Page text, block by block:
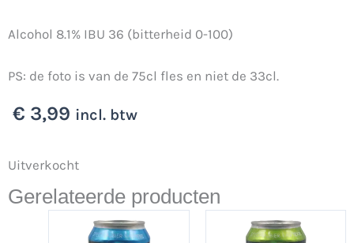
Alcohol 8.1% IBU 36 (bitterheid 0-100)
PS: de foto is van de 75cl fles en niet de 33cl.
€ 3,99 incl. btw
Uitverkocht
Gerelateerde producten